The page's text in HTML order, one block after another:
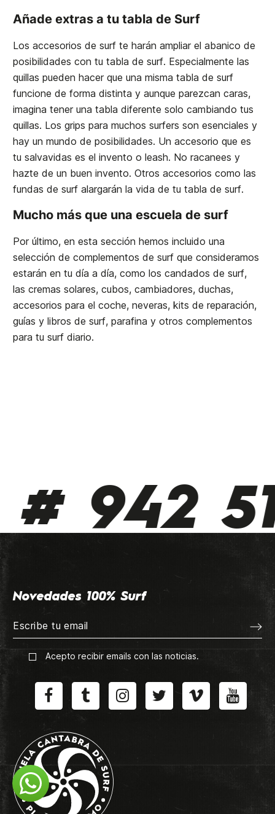
Añade extras a tu tabla de Surf
Los accesorios de surf te harán ampliar el abanico de
posibilidades con tu tabla de surf. Especialmente las
quillas pueden hacer que una misma tabla de surf
funcione de forma distinta y aunque parezcan caras,
imagina tener una tabla diferente solo cambiando tus
quillas. Los grips para muchos surfers son esenciales y
hay un mundo de posibilidades. Un accesorio que es
tu salvavidas es el invento o leash. No racanees y
hazte de un buen invento. Otros accesorios como las
fundas de surf alargarán la vida de tu tabla de surf.
Mucho más que una escuela de surf
Por último, en esta sección hemos incluido una
selección de complementos de surf que consideramos
estarán en tu día a día, como los candados de surf,
las cremas solares, cubos, cambiadores, duchas,
accesorios para el coche, neveras, kits de reparación,
guías y libros de surf, parafina y otros complementos
para tu surf diario.
942
Novedades 100% Surf
Acepto recibir emails con las noticias.